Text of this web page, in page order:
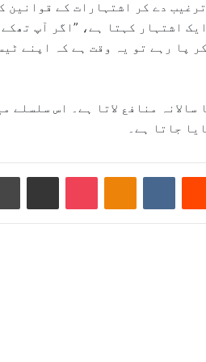
دے کر اشتہارات کے قوانین
اشتہار کہتا ہے، ”اگر آپ
پا رہے تو یہ وقت ہے کہ اپنے
منافع لاتا ہے۔ اس سلسلے
جاتا ہے۔
VKontakte ای میل کے ذریعے شیئر کریں